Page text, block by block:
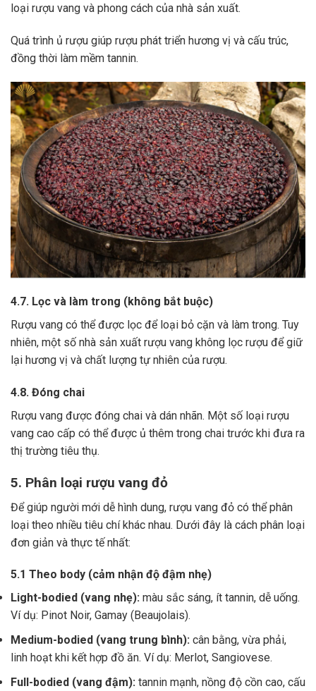
loại rượu vang và phong cách của nhà sản xuất.
Quá trình ủ rượu giúp rượu phát triển hương vị và cấu trúc,
đồng thời làm mềm tannin.
4.7. Lọc và làm trong (không bắt buộc)
Rượu vang có thể được lọc để loại bỏ cặn và làm trong. Tuy
nhiên, một số nhà sản xuất rượu vang không lọc rượu để giữ
lại hương vị và chất lượng tự nhiên của rượu.
4.8. Đóng chai
Rượu vang được đóng chai và dán nhãn. Một số loại rượu
vang cao cấp có thể được ủ thêm trong chai trước khi đưa ra
thị trường tiêu thụ.
5. Phân loại rượu vang đỏ
Để giúp người mới dễ hình dung, rượu vang đỏ có thể phân
loại theo nhiều tiêu chí khác nhau. Dưới đây là cách phân loại
đơn giản và thực tế nhất:
5.1 Theo body (cảm nhận độ đậm nhẹ)
Light-bodied (vang nhẹ): màu sắc sáng, ít tannin, dễ uống.
Ví dụ: Pinot Noir, Gamay (Beaujolais).
Medium-bodied (vang trung bình): cân bằng, vừa phải,
linh hoạt khi kết hợp đồ ăn. Ví dụ: Merlot, Sangiovese.
Full-bodied (vang đậm): tannin mạnh, nồng độ cồn cao, cấu